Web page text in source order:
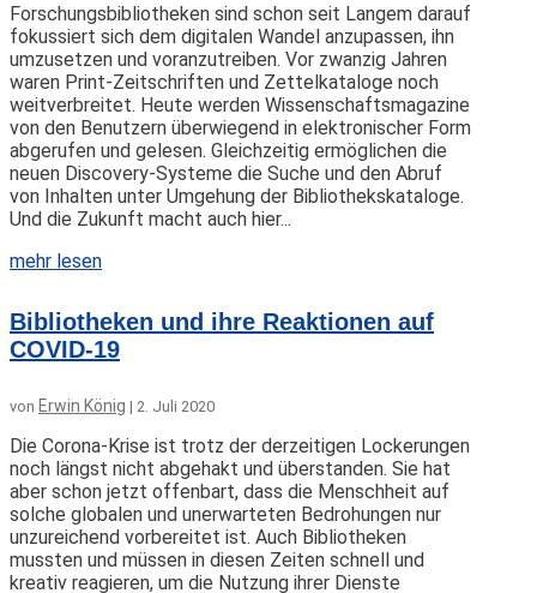
Forschungsbibliotheken sind schon seit Langem darauf
fokussiert sich dem digitalen Wandel anzupassen, ihn
umzusetzen und voranzutreiben. Vor zwanzig Jahren
waren Print-Zeitschriften und Zettelkataloge noch
weitverbreitet. Heute werden Wissenschaftsmagazine
von den Benutzern überwiegend in elektronischer Form
abgerufen und gelesen. Gleichzeitig ermöglichen die
neuen Discovery-Systeme die Suche und den Abruf
von Inhalten unter Umgehung der Bibliothekskataloge.
Und die Zukunft macht auch hier...
mehr lesen
Bibliotheken und ihre Reaktionen auf
COVID-19
von Erwin König | 2. Juli 2020
Die Corona-Krise ist trotz der derzeitigen Lockerungen
noch längst nicht abgehakt und überstanden. Sie hat
aber schon jetzt offenbart, dass die Menschheit auf
solche globalen und unerwarteten Bedrohungen nur
unzureichend vorbereitet ist. Auch Bibliotheken
mussten und müssen in diesen Zeiten schnell und
kreativ reagieren, um die Nutzung ihrer Dienste